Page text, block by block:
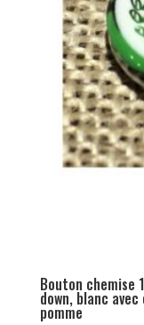
Bouton
down, blanc
pomme